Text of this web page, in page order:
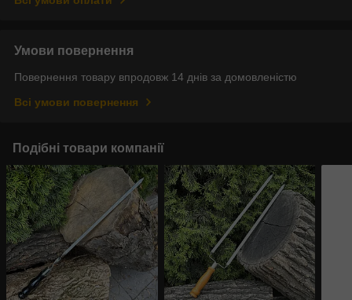
Умови повернення
Повернення товару впродовж 14 днів за домовленістю
Всі умови повернення
Подібні товари компанії